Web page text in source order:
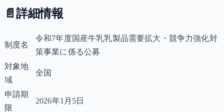
📄 詳細情報
制度名
令和7年度国産牛乳乳製品需要拡大・競争力強化対
策事業に係る公募
対象地
域
全国
申請期
限
2026年1月5日